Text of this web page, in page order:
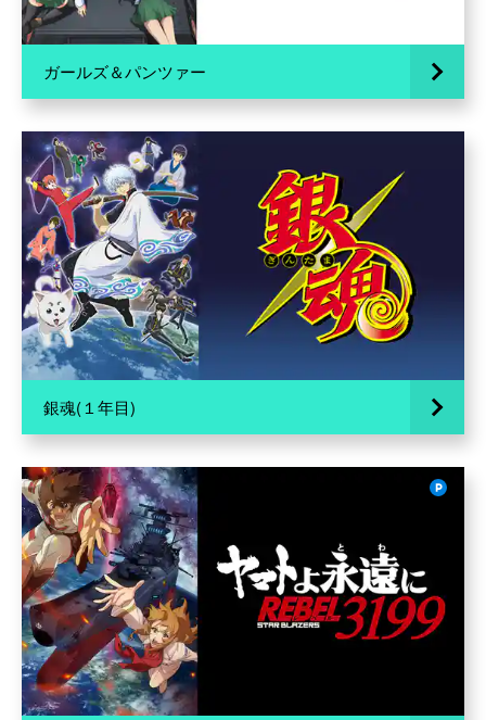
ガールズ＆パンツァー
銀魂(１年目)